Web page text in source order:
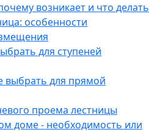
возникает и что делать
особенности
для ступеней
выбрать для прямой
проема лестницы
доме - необходимость или